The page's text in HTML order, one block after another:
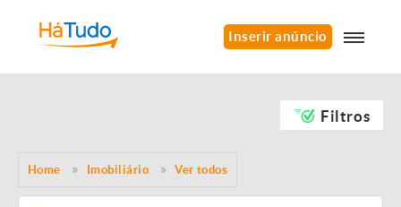
Inserir anúncio
Filtros
Home Imobiliário Ver todos